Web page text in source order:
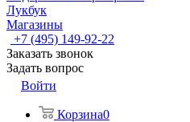
Лукбук
Магазины
+7 (495) 149-92-22
Заказать звонок
Задать вопрос
Войти
Корзина0